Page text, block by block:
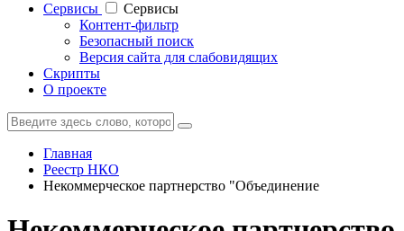
Cервисы
Cервисы
Контент-фильтр
Безопасный поиск
Версия сайта для слабовидящих
Скрипты
О проекте
Главная
Реестр НКО
Некоммерческое партнерство "Объединение